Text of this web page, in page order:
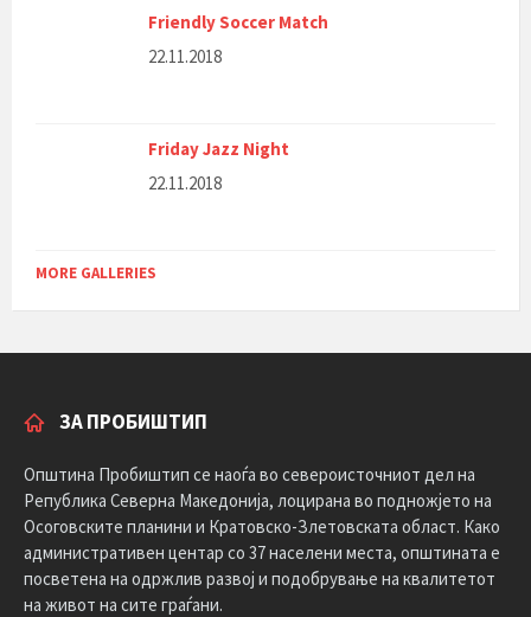
Friendly Soccer Match
22.11.2018
Friday Jazz Night
22.11.2018
MORE GALLERIES
ЗА ПРОБИШТИП
Општина Пробиштип се наоѓа во североисточниот дел на
Република Северна Македонија, лоцирана во подножјето на
Осоговските планини и Кратовско-Злетовската област. Како
административен центар со 37 населени места, општината е
посветена на одржлив развој и подобрување на квалитетот
на живот на сите граѓани.